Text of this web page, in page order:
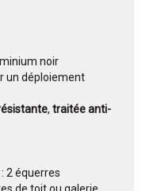
noir
un déploiement
, traitée anti-
: 2 équerres